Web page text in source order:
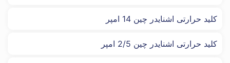
کلید حرارتی اشنایدر چین 14 امپر
کلید حرارتی اشنایدر چین 2/5 امپر